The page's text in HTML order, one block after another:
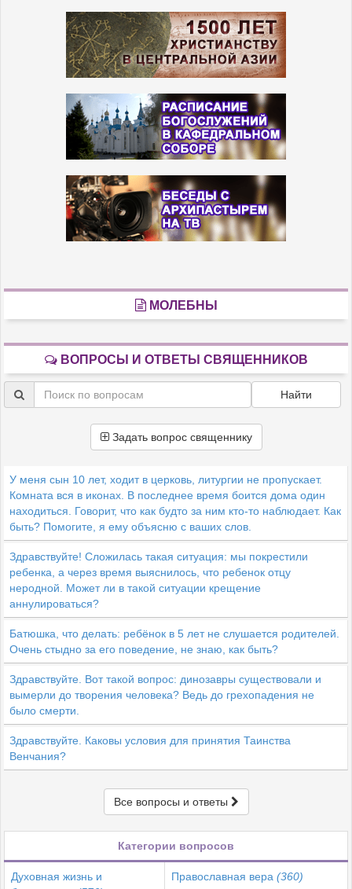
МОЛЕБНЫ
ВОПРОСЫ И ОТВЕТЫ СВЯЩЕННИКОВ
Найти
Задать вопрос священнику
У меня сын 10 лет, ходит в церковь, литургии не пропускает.
Комната вся в иконах. В последнее время боится дома один
находиться. Говорит, что как будто за ним кто-то наблюдает. Как
быть? Помогите, я ему объясню с ваших слов.
Здравствуйте! Сложилась такая ситуация: мы покрестили
ребенка, а через время выяснилось, что ребенок отцу
неродной. Может ли в такой ситуации крещение
аннулироваться?
Батюшка, что делать: ребёнок в 5 лет не слушается родителей.
Очень стыдно за его поведение, не знаю, как быть?
Здравствуйте. Вот такой вопрос: динозавры существовали и
вымерли до творения человека? Ведь до грехопадения не
было смерти.
Здравствуйте. Каковы условия для принятия Таинства
Венчания?
Все вопросы и ответы
Категории вопросов
Духовная жизнь и
Православная вера (360)